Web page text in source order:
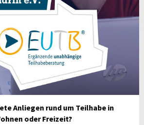
Anliegen rund um Teilhabe in
oder Freizeit?